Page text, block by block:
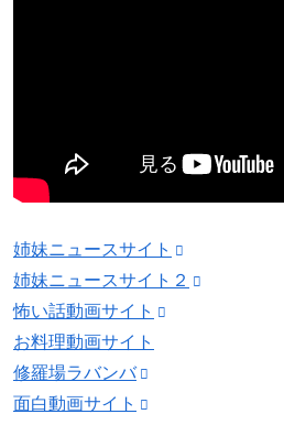
姉妹ニュースサイト
姉妹ニュースサイト２
怖い話動画サイト
お料理動画サイト
修羅場ラバンバ
面白動画サイト